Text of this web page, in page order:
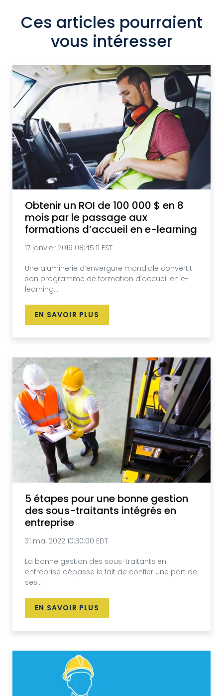
Ces articles pourraient
vous intéresser
Obtenir un ROI de 100 000 $ en 8
mois par le passage aux
formations d’accueil en e-learning
17 janvier 2019 08:45:11 EST
Une aluminerie d’envergure mondiale convertit
son programme de formation d’accueil en e-
learning...
EN SAVOIR PLUS
5 étapes pour une bonne gestion
des sous-traitants intégrés en
entreprise
31 mai 2022 10:30:00 EDT
La bonne gestion des sous-traitants en
entreprise dépasse le fait de confier une part de
ses...
EN SAVOIR PLUS